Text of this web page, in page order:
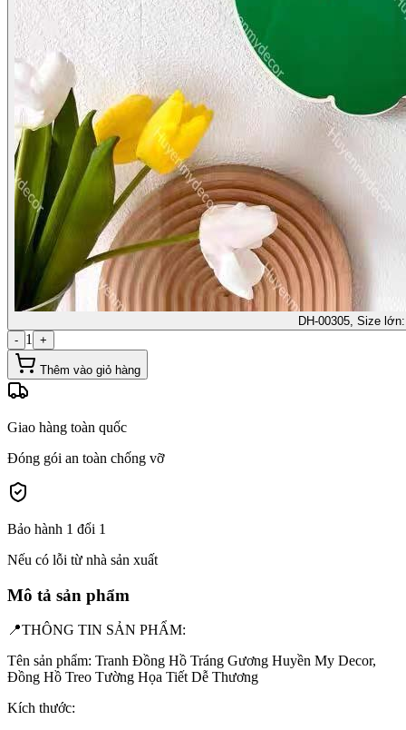
DH-00305, Size
- 1 +
Thêm vào giỏ hàng
Giao hàng toàn quốc
Đóng gói an toàn chống vỡ
Bảo hành 1 đổi 1
Nếu có lỗi từ nhà sản xuất
Mô tả sản phẩm
📍THÔNG TIN SẢN PHẨM:
Tên sản phẩm: Tranh Đồng Hồ Tráng Gương Huyền My Decor,
Đồng Hồ Treo Tường Họa Tiết Dễ Thương
Kích thước: